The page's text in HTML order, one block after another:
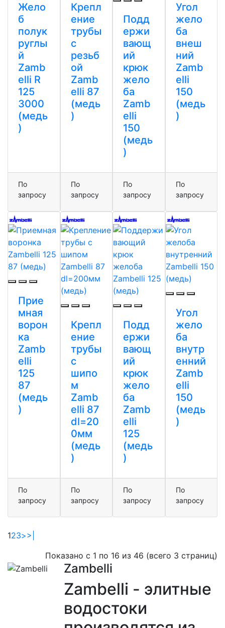
Жело
б
полук
руглы
й
Zamb
elli R
125
3000
(медь
)
По
запросу
Крепл
ение
трубы
с
резьб
ой
Zamb
elli 87
(медь
)
По
запросу
Подд
ержи
вающ
ий
крюк
жело
ба
Zamb
elli
150
(медь
)
По
запросу
Угол
жело
ба
внеш
ний
Zamb
elli
150
(медь
)
По
запросу
Прие
мная
ворон
ка
Zamb
elli
125
87
(медь
)
По
запросу
Крепл
ение
трубы
с
шипо
м
Zamb
elli 87
dl=20
0мм
(медь
)
По
запросу
Подд
ержи
вающ
ий
крюк
жело
ба
Zamb
elli
125
(медь
)
По
запросу
Угол
жело
ба
внутр
енний
Zamb
elli
150
(медь
)
По
запросу
123>>|
Показано с 1 по 16 из 46 (всего 3 страниц)
Zambelli
Zambelli - элитные
водостоки